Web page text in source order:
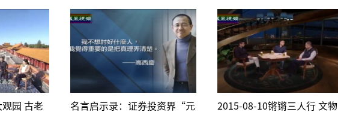
园 古老
名言启示录：证券投资界“元
2015-08-10锵锵三人行 文物